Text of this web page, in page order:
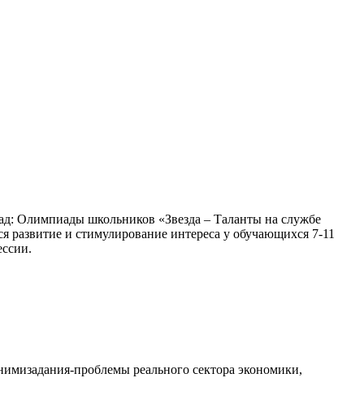
Олимпиады школьников «Звезда – Таланты на службе
и стимулирование интереса у обучающихся 7-11
задания-проблемы реального сектора экономики,